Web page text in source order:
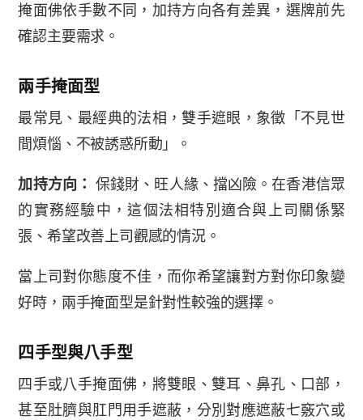
掩面佛依手數不同，加持方向各有差異，選牌前先
確認主要需求。
兩手掩面型
最常見、最經典的法相，雙手遮眼，象徵「不見世
間煩惱、不被誘惑所動」。
加持方向： 保錢財、旺人緣、擋凶險。在香港信眾
的實務經驗中，這個法相特別適合與上司關係緊
張、希望改善上司觀感的情況。
當上司對你態度不佳，而你希望讓對方對你印象變
好時，兩手掩面型是針對性較強的選擇。
四手型與八手型
四手或八手掩面佛，將雙眼、雙耳、鼻孔、口部，
甚至肚臍與肛門用手遮蔽，分別對應遮蔽七竅穴或